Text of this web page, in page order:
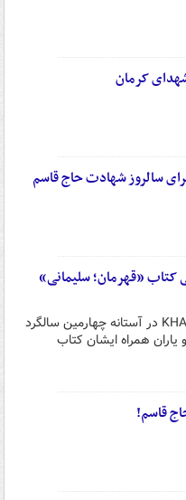
شهدای کرمان
سالروز شهادت حاج قاسم
کتاب «قهرمان؛ سلیمانی»
رسانه KHAMENEI.IR در آستانه چهارمین سالگرد
همراه ایشان کتاب
قاسم!